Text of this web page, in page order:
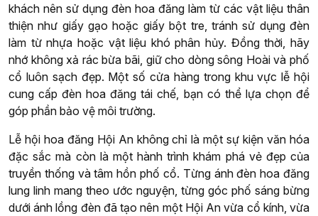
khách nên sử dụng đèn hoa đăng làm từ các vật liệu thân
thiện như giấy gạo hoặc giấy bột tre, tránh sử dụng đèn
làm từ nhựa hoặc vật liệu khó phân hủy. Đồng thời, hãy
nhớ không xả rác bừa bãi, giữ cho dòng sông Hoài và phố
cổ luôn sạch đẹp. Một số cửa hàng trong khu vực lễ hội
cung cấp đèn hoa đăng tái chế, bạn có thể lựa chọn để
góp phần bảo vệ môi trường.
Lễ hội hoa đăng Hội An không chỉ là một sự kiện văn hóa
đặc sắc mà còn là một hành trình khám phá vẻ đẹp của
truyền thống và tâm hồn phố cổ. Từng ánh đèn hoa đăng
lung linh mang theo ước nguyện, từng góc phố sáng bừng
dưới ánh lồng đèn đã tạo nên một Hội An vừa cổ kính, vừa